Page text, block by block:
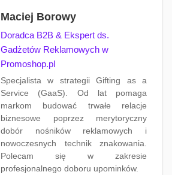
Maciej Borowy
Doradca B2B & Ekspert ds.
Gadżetów Reklamowych w
Promoshop.pl
Specjalista w strategii Gifting as a
Service (GaaS). Od lat pomaga
markom budować trwałe relacje
biznesowe poprzez merytoryczny
dobór nośników reklamowych i
nowoczesnych technik znakowania.
Polecam się w zakresie
profesjonalnego doboru upominków.